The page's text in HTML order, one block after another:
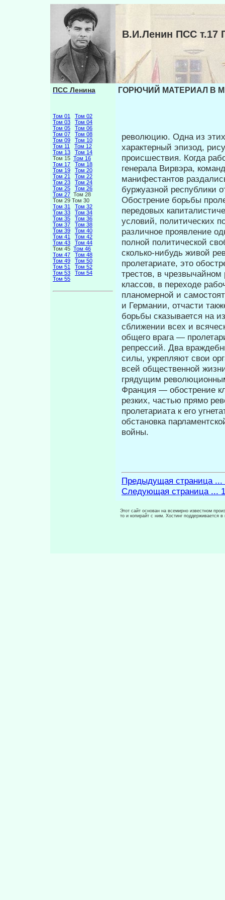
В.И.Ленин ПСС
ПСС Ленина
Том 01
Том 02
Том 03
Том 04
Том 05
Том 06
Том 07
Том 08
Том 09
Том 10
Том 11
Том 12
Том 13
Том 14
Том 15 Том 16
Том 17
Том 18
Том 19
Том 20
Том 21
Том 22
Том 23
Том 24
Том 25
Том 26
Том 27 Том 28
Том 29 Том 30
Том 31
Том 32
Том 33
Том 34
Том 35
Том 36
Том 37
Том 38
Том 39
Том 40
Том 41
Том 42
Том 43
Том 44
Том 45 Том 46
Том 47
Том 48
Том 49
Том 50
Том 51
Том 52
Том 53
Том 54
Том 55
ГОРЮЧИЙ МАТЕРИАЛ В
революцию. Одна из этих
характерный эпизод,
происшествия. Когда
генерала Вирвэра,
манифестантов
буржуазной республики
Обострение борьбы
передовых
условий, политических
различное проявление
полной политической
сколько-нибудь живой
пролетариате, это
трестов, в
классов, в переходе
планомерной и
и Германии, отчасти
борьбы сказывается на
сближении всех и
общего врага —
репрессий. Два
си­лы, укрепляют свои
всей общест­венной
грядущим
Франция — обострение
резких, частью прямо
пролетариата к его
обстановка
войны.
Предыдущая страница ...
Следующая страница ...
Этот сайт основан на всемирно известном
то и копирайт с ним. Хостинг поддерживается